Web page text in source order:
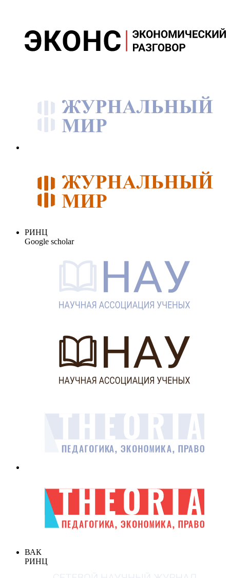
РИНЦ
Google scholar
ВАК
РИНЦ